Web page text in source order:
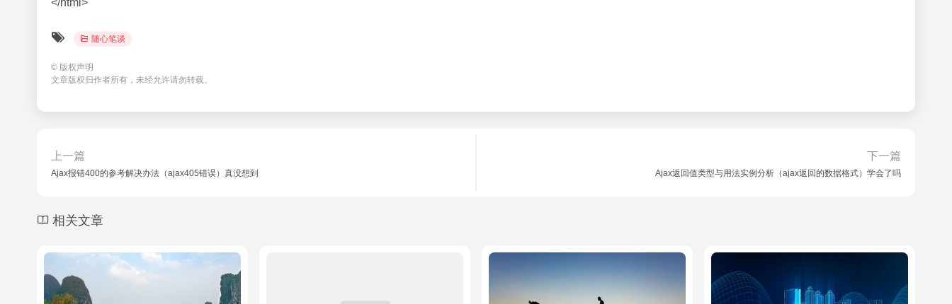
</html>
随心笔谈
© 版权声明
文章版权归作者所有，未经允许请勿转载。
上一篇
Ajax报错400的参考解决办法（ajax405错误）真没想到
下一篇
Ajax返回值类型与用法实例分析（ajax返回的数据格式）学会了吗
相关文章